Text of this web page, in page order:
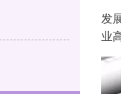
发
业